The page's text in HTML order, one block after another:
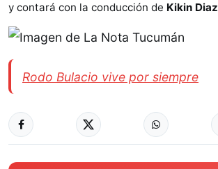
y contará con la conducción de Kikin Diaz
Rodo Bulacio vive por siempre